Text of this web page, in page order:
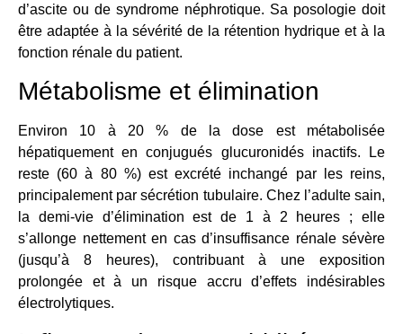
d’ascite ou de syndrome néphrotique. Sa posologie doit
être adaptée à la sévérité de la rétention hydrique et à la
fonction rénale du patient.
Métabolisme et élimination
Environ 10 à 20 % de la dose est métabolisée
hépatiquement en conjugués glucuronidés inactifs. Le
reste (60 à 80 %) est excrété inchangé par les reins,
principalement par sécrétion tubulaire. Chez l’adulte sain,
la demi-vie d’élimination est de 1 à 2 heures ; elle
s’allonge nettement en cas d’insuffisance rénale sévère
(jusqu’à 8 heures), contribuant à une exposition
prolongée et à un risque accru d’effets indésirables
électrolytiques.